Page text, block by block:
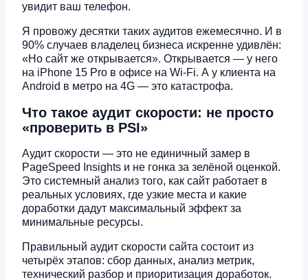
увидит ваш телефон.
Я провожу десятки таких аудитов ежемесячно. И в
90% случаев владелец бизнеса искренне удивлён:
«Но сайт же открывается». Открывается — у него
на iPhone 15 Pro в офисе на Wi-Fi. А у клиента на
Android в метро на 4G — это катастрофа.
Что такое аудит скорости: не просто
«проверить в PSI»
Аудит скорости — это не единичный замер в
PageSpeed Insights и не гонка за зелёной оценкой.
Это системный анализ того, как сайт работает в
реальных условиях, где узкие места и какие
доработки дадут максимальный эффект за
минимальные ресурсы.
Правильный аудит скорости сайта состоит из
четырёх этапов: сбор данных, анализ метрик,
технический разбор и приоритизация доработок.